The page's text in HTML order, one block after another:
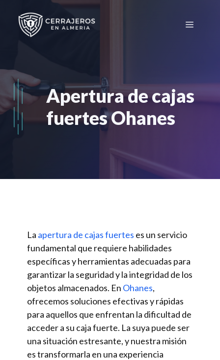
contenido
Menú
Apertura de cajas
fuertes Ohanes
La apertura de cajas fuertes es un servicio
fundamental que requiere habilidades
específicas y herramientas adecuadas para
garantizar la seguridad y la integridad de los
objetos almacenados. En Ohanes,
ofrecemos soluciones efectivas y rápidas
para aquellos que enfrentan la dificultad de
acceder a su caja fuerte. La suya puede ser
una situación estresante, y nuestra misión
es transformarla en una experiencia